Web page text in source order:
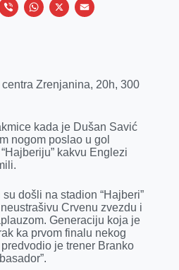
V
r
W
s
p
p
X
E
l
Zrenjanina, 20h, 300
kada je Dušan Savić
nogom poslao u gol
kakvu Englezi
došli na stadion “Hajberi”
Crvenu zvezdu i
Generaciju koja je
ka prvom finalu nekog
je trener Branko